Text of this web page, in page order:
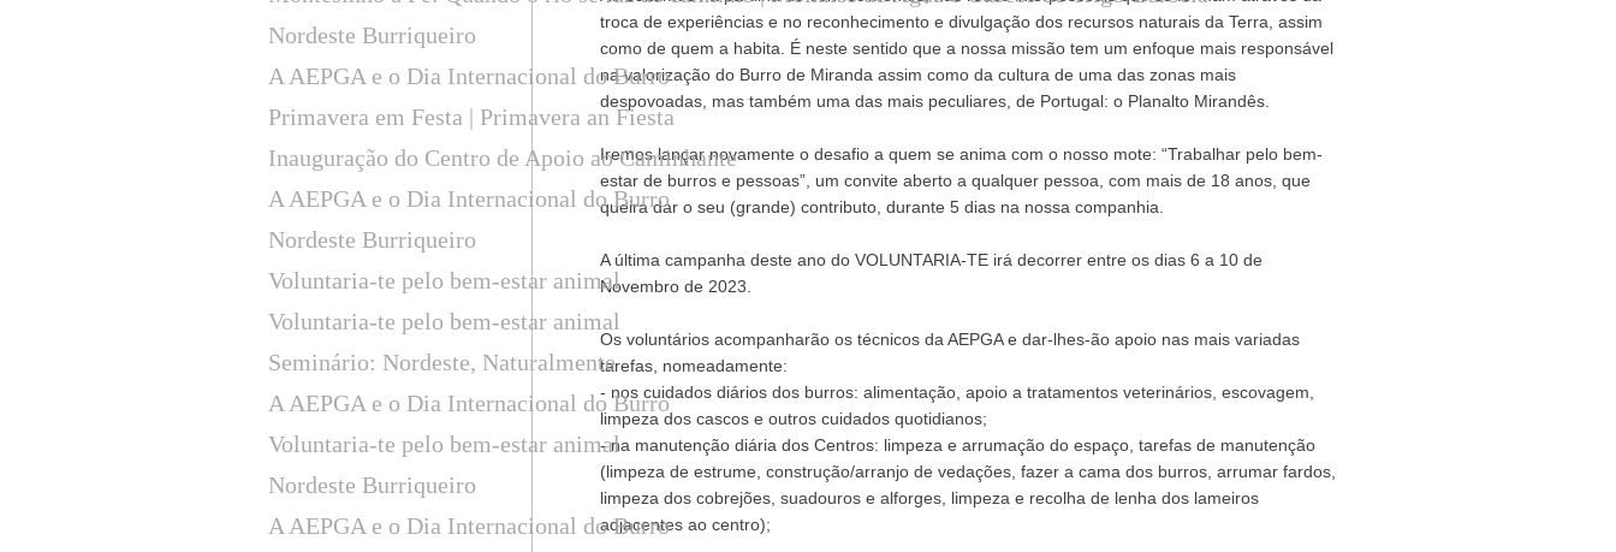
troca de experiências e no reconhecimento e divulgação dos recursos naturais da Terra, assim
como de quem a habita. É neste sentido que a nossa missão tem um enfoque mais responsável
na valorização do Burro de Miranda assim como da cultura de uma das zonas mais
despovoadas, mas também uma das mais peculiares, de Portugal: o Planalto Mirandês.
Iremos lançar novamente o desafio a quem se anima com o nosso mote: “Trabalhar pelo bem-
estar de burros e pessoas”, um convite aberto a qualquer pessoa, com mais de 18 anos, que
queira dar o seu (grande) contributo, durante 5 dias na nossa companhia.
A última campanha deste ano do VOLUNTARIA-TE irá decorrer entre os dias 6 a 10 de
Novembro de 2023.
Os voluntários acompanharão os técnicos da AEPGA e dar-lhes-ão apoio nas mais variadas
tarefas, nomeadamente:
- nos cuidados diários dos burros: alimentação, apoio a tratamentos veterinários, escovagem,
limpeza dos cascos e outros cuidados quotidianos;
- na manutenção diária dos Centros: limpeza e arrumação do espaço, tarefas de manutenção
(limpeza de estrume, construção/arranjo de vedações, fazer a cama dos burros, arrumar fardos,
limpeza dos cobrejões, suadouros e alforges, limpeza e recolha de lenha dos lameiros
adjacentes ao centro);
Nordeste Burriqueiro
A AEPGA e o Dia Internacional do Burro
Primavera em Festa | Primavera an Fiesta
Inauguração do Centro de Apoio ao Caminhante
A AEPGA e o Dia Internacional do Burro
Nordeste Burriqueiro
Voluntaria-te pelo bem-estar animal
Voluntaria-te pelo bem-estar animal
Seminário: Nordeste, Naturalmente
A AEPGA e o Dia Internacional do Burro
Voluntaria-te pelo bem-estar animal
Nordeste Burriqueiro
A AEPGA e o Dia Internacional do Burro